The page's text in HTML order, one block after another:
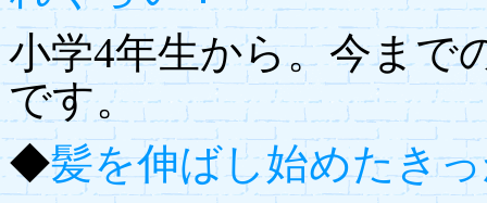
小学4年生から。今まで
です。
◆髪を伸ばし始めたき